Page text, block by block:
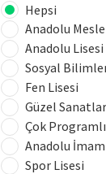
Hepsi
Anadolu
Anadolu Lisesi
Sosyal
Fen Lisesi
Güzel
Çok
Anadolu
Spor Lisesi